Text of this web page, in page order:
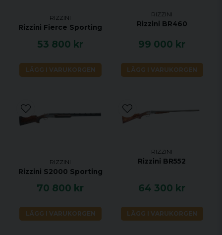
RIZZINI
Rizzini Fierce Sporting
53 800 kr
LÄGG I VARUKORGEN
RIZZINI
Rizzini BR460
99 000 kr
LÄGG I VARUKORGEN
RIZZINI
Rizzini S2000 Sporting
70 800 kr
LÄGG I VARUKORGEN
RIZZINI
Rizzini BR552
64 300 kr
LÄGG I VARUKORGEN
med dubbla)
Framstock: Engelsk
(2902g), Cal.28
(2585g)